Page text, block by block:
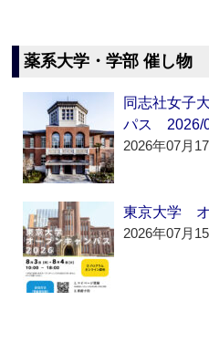
薬系大学・学部 催し物
同志社女子
パス 2026/
2026年07月
東京大学
2026年07月